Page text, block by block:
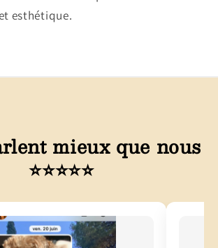
esthétique.
mieux que nous
⭐⭐⭐⭐⭐